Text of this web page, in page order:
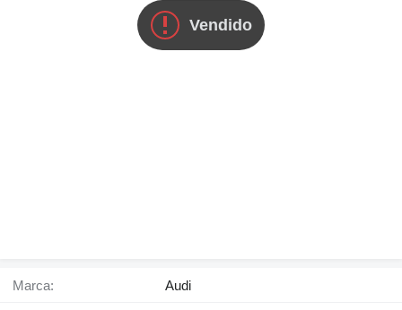
Vendido
Marca: Audi